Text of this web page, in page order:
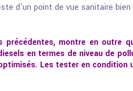
d’un point de vue sanitaire
précédentes, montre en outre
en termes de niveau de
Les tester en condition